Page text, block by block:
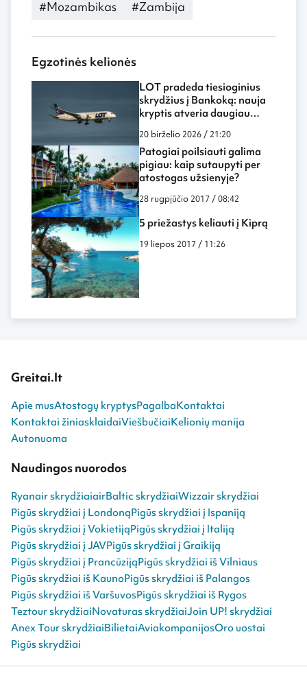
#Mozambikas
#Zambija
Egzotinės kelionės
LOT pradeda tiesioginius
skrydžius į Bankoką: nauja
kryptis atveria daugiau
Lietuvos
20 birželio 2026 / 21:20
Patogiai poilsiauti galima
pigiau: kaip sutaupyti per
atostogas užsienyje?
28 rugpjūčio 2017 / 08:42
5 priežastys keliauti į Kiprą
19 liepos 2017 / 11:26
Greitai.lt
Apie musAtostogų kryptysPagalbaKontaktai
Kontaktai žiniasklaidaiViešbučiaiKelionių manija
Autonuoma
Naudingos nuorodos
Ryanair skrydžiaiairBaltic skrydžiaiWizzair skrydžiai
Pigūs skrydžiai į LondonąPigūs skrydžiai į Ispaniją
Pigūs skrydžiai į VokietijąPigūs skrydžiai į Italiją
Pigūs skrydžiai į JAVPigūs skrydžiai į Graikiją
Pigūs skrydžiai į PrancūzijąPigūs skrydžiai iš Vilniaus
Pigūs skrydžiai iš KaunoPigūs skrydžiai iš Palangos
Pigūs skrydžiai iš VaršuvosPigūs skrydžiai iš Rygos
Teztour skrydžiaiNovaturas skrydžiaiJoin UP! skrydžiai
Anex Tour skrydžiaiBilietaiAviakompanijosOro uostai
Pigūs skrydžiai